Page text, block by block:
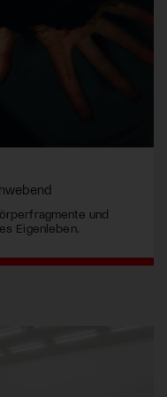
und
Eigenleben.